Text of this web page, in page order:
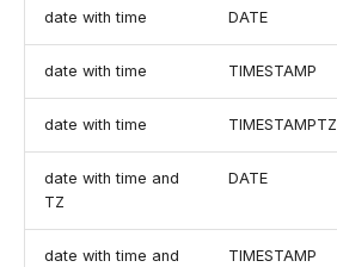
date with time DATE
date with time TIMESTAMP
date with time TIMESTAMPTZ
date with time and
TZ
DATE
date with time and
TIMESTAMP